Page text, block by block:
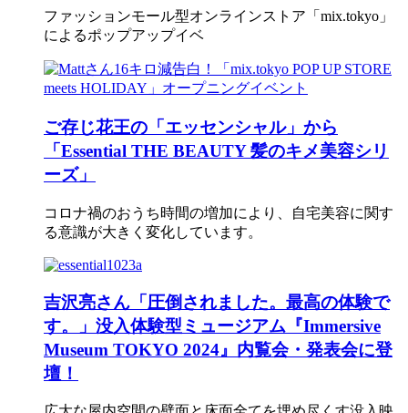
ファッションモール型オンラインストア「mix.tokyo」
によるポップアップイベ
ご存じ花王の「エッセンシャル」から
「Essential THE BEAUTY 髪のキメ美容シリ
ーズ」
コロナ禍のおうち時間の増加により、自宅美容に関す
る意識が大きく変化しています。
吉沢亮さん「圧倒されました。最高の体験で
す。」没入体験型ミュージアム『Immersive
Museum TOKYO 2024』内覧会・発表会に登
壇！